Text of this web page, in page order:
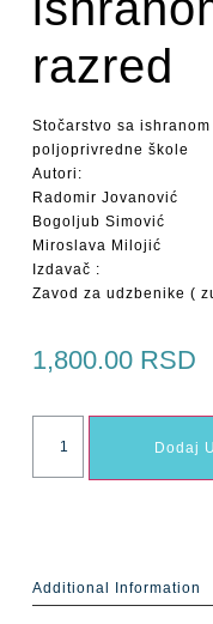
razred
Stočarstvo sa
poljoprivredne škole
Autori:
Radomir Jovanović
Bogoljub Simović
Miroslava Milojić
Izdavač :
Zavod za udzbenike (
1,800.00 RSD
Dodaj
Additional Information